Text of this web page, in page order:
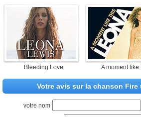
Bleeding Love A moment like
Votre avis sur la chanson Fire
votre nom